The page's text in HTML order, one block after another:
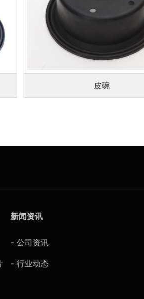
皮碗
新闻资讯
- 公司资讯
- 行业动态